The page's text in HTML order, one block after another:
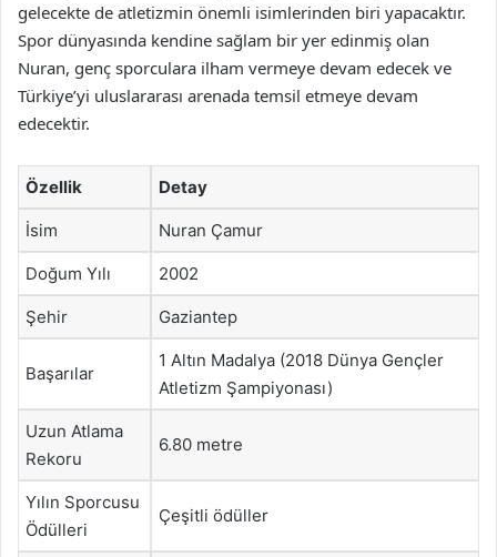
gelecekte de atletizmin önemli isimlerinden biri yapacaktır.
Spor dünyasında kendine sağlam bir yer edinmiş olan
Nuran, genç sporculara ilham vermeye devam edecek ve
Türkiye’yi uluslararası arenada temsil etmeye devam
edecektir.
Özellik Detay
İsim Nuran Çamur
Doğum Yılı 2002
Şehir Gaziantep
Başarılar
1 Altın Madalya (2018 Dünya Gençler
Atletizm Şampiyonası)
Uzun Atlama
Rekoru
6.80 metre
Yılın Sporcusu
Ödülleri
Çeşitli ödüller